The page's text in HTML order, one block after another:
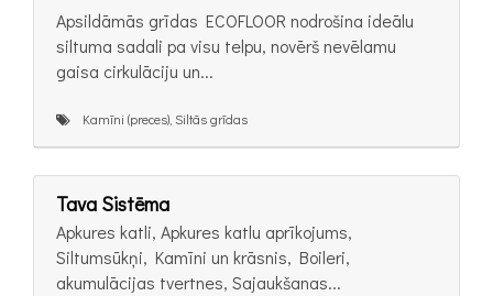
Apsildāmās grīdas ECOFLOOR nodrošina ideālu
siltuma sadali pa visu telpu, novērš nevēlamu
gaisa cirkulāciju un...
Kamīni (preces), Siltās grīdas
Tava Sistēma
Apkures katli, Apkures katlu aprīkojums,
Siltumsūkņi, Kamīni un krāsnis, Boileri,
akumulācijas tvertnes, Sajaukšanas...